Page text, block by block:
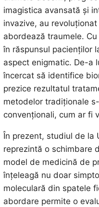
imagistica avansată și
invazive, au
abordează traumele.
în răspunsul pacienților
aspect enigmatic. De-a
încercat să identifice
prezice rezultatul
metodelor tradiționale
convenționali, cum ar fi
În prezent, studiul de la
reprezintă o schimbare
model de medicină de
înțeleagă nu doar
moleculară din spatele
abordare permite o